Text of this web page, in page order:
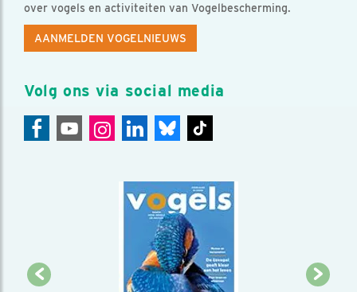
over vogels en activiteiten van Vogelbescherming.
AANMELDEN VOGELNIEUWS
Volg ons via social media